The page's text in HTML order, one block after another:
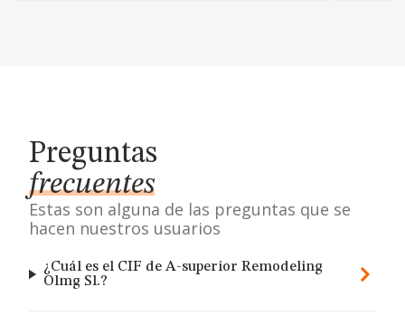
Preguntas
frecuentes
Estas son alguna de las preguntas que se
hacen nuestros usuarios
¿Cuál es el CIF de A-superior Remodeling
Olmg Sl.?